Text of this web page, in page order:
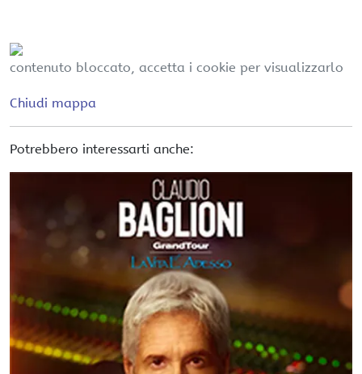
contenuto bloccato, accetta i cookie per visualizzarlo
Chiudi mappa
Potrebbero interessarti anche: